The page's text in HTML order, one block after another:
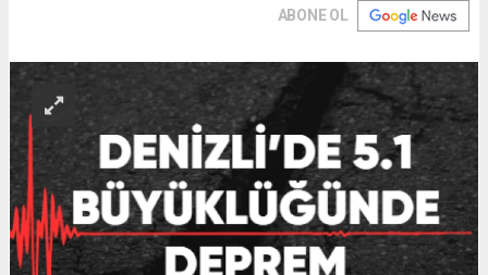
ABONE OL